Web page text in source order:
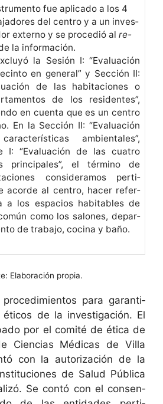
fue apli­ca­do a los 4
del cen­tro y a un inves­
exter­no y se pro­cedió al re-
la información.
la Sesión I: “Eval­u­ación
en gen­er­al” y Sec­ción II:
de las habita­ciones o
de los res­i­dentes”,
en cuen­ta que es un cen­tro
En la Sec­ción II: “Eval­u­ación
ambi­en­tales”,
I: “Eval­u­ación de las cua­tro
prin­ci­pales”, el tér­mi­no de
con­sid­er­amos per­ti­
acorde al cen­tro, hac­er ref­er­
a los espa­cios hab­it­a­bles de
como los salones, depar­
de tra­ba­jo, coci­na y baño.
Elaboración propia.
pro­ced­imien­tos para garan­ti­
de la inves­ti­gación. El
por el comité de éti­ca de
Cien­cias Médi­cas de Vil­la
con la autor­ización de la
de Salud Públi­ca
Se con­tó con el con­sen­